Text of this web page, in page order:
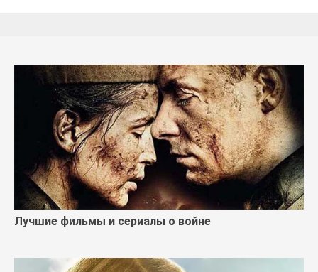
Лучшие фильмы и сериалы о войне